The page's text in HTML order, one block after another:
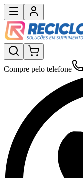
Compre pelo telefone